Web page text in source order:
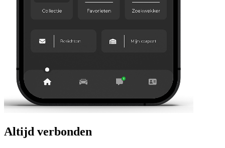
Altijd verbonden